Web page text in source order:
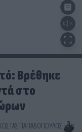
Βρέθηκε
στο
ΠΑΠΑΔΌΠΟΥΛΟΣ